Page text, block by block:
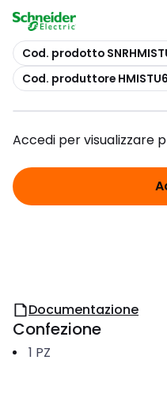
copia
Cod. prodotto
copia
Cod. produttore
Accedi per visualizzare
Documentazione
Confezione
1 PZ